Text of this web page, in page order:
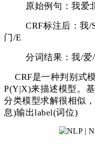
原始例句：我爱北
CRF标注后：我/S
门/E
分词结果：我/爱/
CRF是一种判别式
P(Y|X)来描述模型。
分类模型求解很相似
息)输出label(词位)